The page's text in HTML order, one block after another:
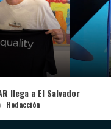
llega a El Salvador
Redacción